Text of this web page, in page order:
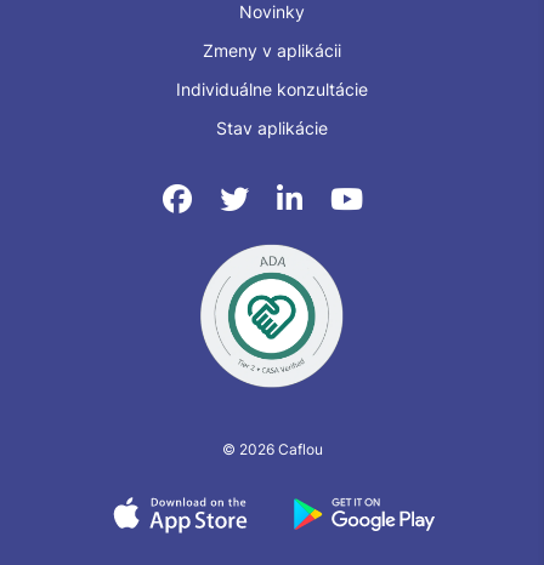
Novinky
Zmeny v aplikácii
Individuálne konzultácie
Stav aplikácie
© 2026 Caflou